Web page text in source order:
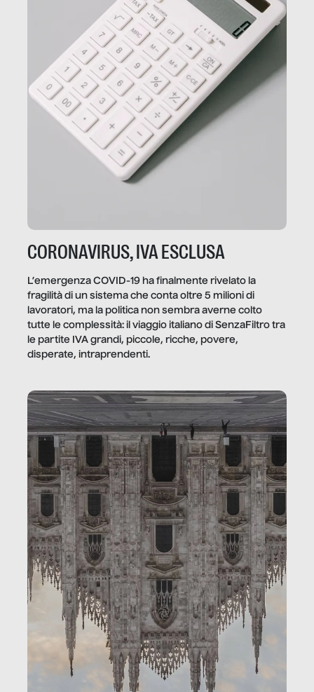
CORONAVIRUS, IVA ESCLUSA
L’emergenza COVID-19 ha finalmente rivelato la
fragilità di un sistema che conta oltre 5 milioni di
lavoratori, ma la politica non sembra averne colto
tutte le complessità: il viaggio italiano di SenzaFiltro tra
le partite IVA grandi, piccole, ricche, povere,
disperate, intraprendenti.